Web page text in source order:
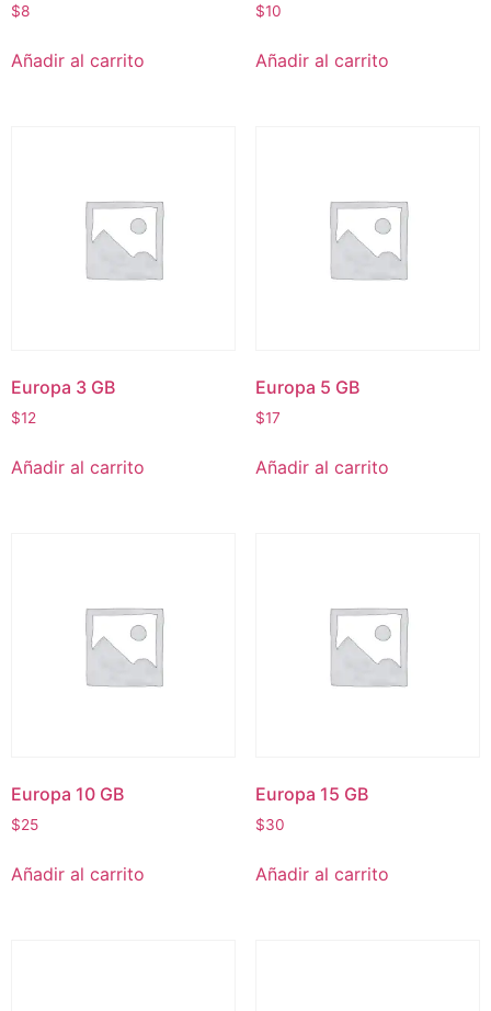
$8
Añadir al carrito
$10
Añadir al carrito
Europa 3 GB
$12
Añadir al carrito
Europa 5 GB
$17
Añadir al carrito
Europa 10 GB
$25
Añadir al carrito
Europa 15 GB
$30
Añadir al carrito